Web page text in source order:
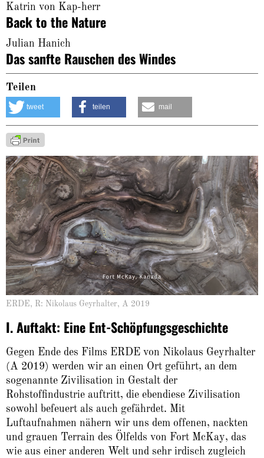
ERDE, R: Nikolaus Geyrhalter, A 2019
I. Auftakt: Eine Ent-Schöpfungsgeschichte
Gegen Ende des Films ERDE von Nikolaus Geyrhalter
(A 2019) werden wir an einen Ort geführt, an dem
sogenannte Zivilisation in Gestalt der
Rohstoffindustrie auftritt, die ebendiese Zivilisation
sowohl befeuert als auch gefährdet. Mit
Luftaufnahmen nähern wir uns dem offenen, nackten
und grauen Terrain des Ölfelds von Fort McKay, das
wie aus einer anderen Welt und sehr irdisch zugleich
Katrin von Kap-herr
Back to the Nature
Julian Hanich
Das sanfte Rauschen des Windes
Teilen
tweet teilen mail